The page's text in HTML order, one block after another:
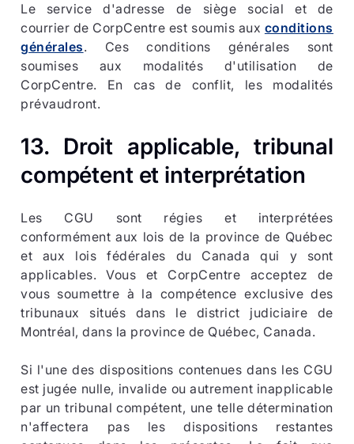
Le service d'adresse de siège social et de
courrier de CorpCentre est soumis aux conditions
générales. Ces conditions générales sont
soumises aux modalités d'utilisation de
CorpCentre. En cas de conflit, les modalités
prévaudront.
13. Droit applicable, tribunal
compétent et interprétation
Les CGU sont régies et interprétées
conformément aux lois de la province de Québec
et aux lois fédérales du Canada qui y sont
applicables. Vous et CorpCentre acceptez de
vous soumettre à la compétence exclusive des
tribunaux situés dans le district judiciaire de
Montréal, dans la province de Québec, Canada.
Si l'une des dispositions contenues dans les CGU
est jugée nulle, invalide ou autrement inapplicable
par un tribunal compétent, une telle détermination
n'affectera pas les dispositions restantes